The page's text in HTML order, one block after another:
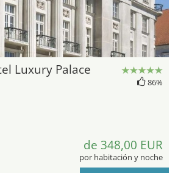
Luxury Palace
86%
de 348,00 EUR
por habitación y noche